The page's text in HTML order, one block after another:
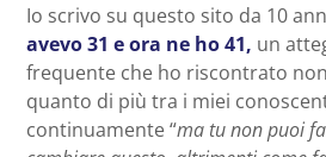
Io scrivo su questo sito da 10
avevo 31 e ora ne ho 41, un
frequente che ho riscontrato
quanto di più tra i miei
continuamente “ma tu non puoi